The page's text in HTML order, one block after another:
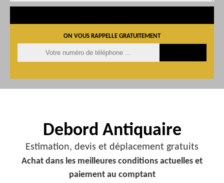
ON VOUS RAPPELLE GRATUITEMENT
Debord Antiquaire
Estimation, devis et déplacement gratuits
Achat dans les meilleures conditions actuelles et
paiement au comptant